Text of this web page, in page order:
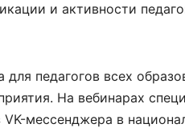
и активности
педагогов всех
На вебинарах
мессенджера в